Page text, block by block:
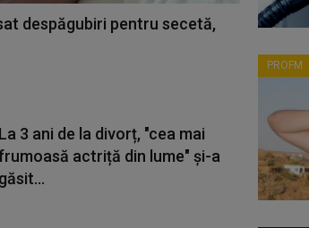
despăgubiri pentru secetă,
La 3 ani de la divorț, "cea mai
actriță din lume" și-a
găsit...
PROFM